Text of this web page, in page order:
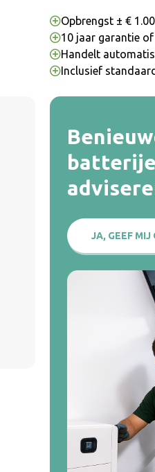
Opbrengst ± €
10 jaar garantie of
Handelt
Inclusief
JA, GEEF MIJ